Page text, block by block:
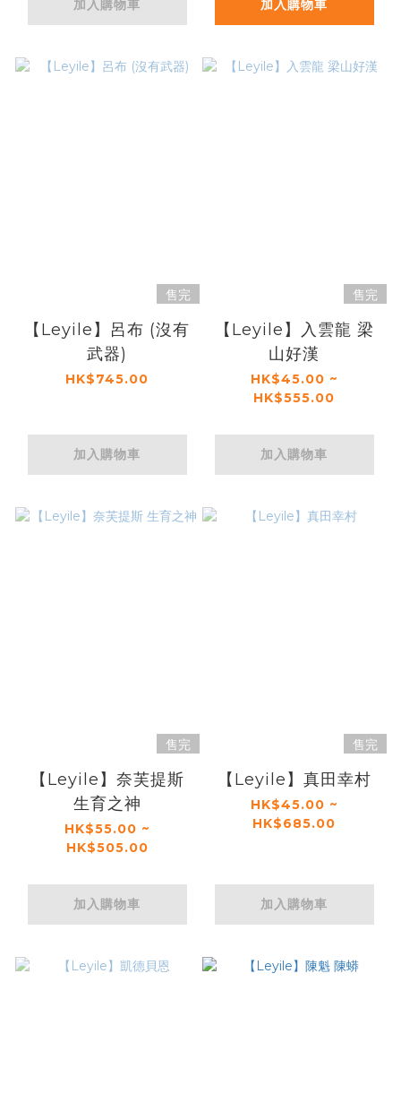
加入購物車 加入購物車
售完
【Leyile】呂布 (沒有
武器)
HK$745.00
加入購物車
售完
【Leyile】入雲龍 梁
山好漢
HK$45.00 ~
HK$555.00
加入購物車
售完
【Leyile】奈芙提斯
生育之神
HK$55.00 ~
HK$505.00
加入購物車
售完
【Leyile】真田幸村
HK$45.00 ~
HK$685.00
加入購物車